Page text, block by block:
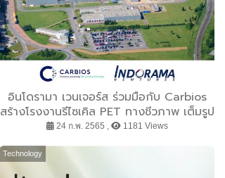
อินโดรามา เวนเจอร์ส ร่วมมือกับ Carbios
สร้างโรงงานรีไซเคิล PET ทางชีวภาพ เต็มรูป
แบบแห่งแรกในประเทศฝรั่งเศส
24 ก.พ. 2565 , 1181 Views
Technology